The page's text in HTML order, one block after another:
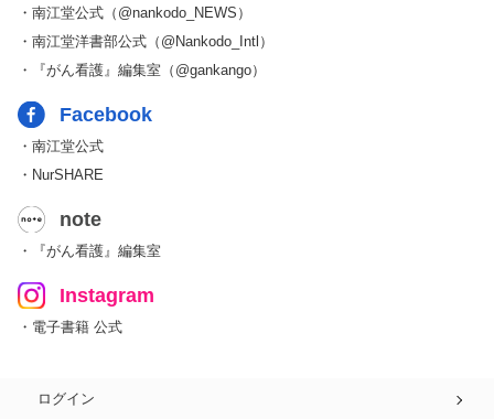
・南江堂公式（@nankodo_NEWS）
・南江堂洋書部公式（@Nankodo_Intl）
・『がん看護』編集室（@gankango）
Facebook
・南江堂公式
・NurSHARE
note
・『がん看護』編集室
Instagram
・電子書籍 公式
ログイン